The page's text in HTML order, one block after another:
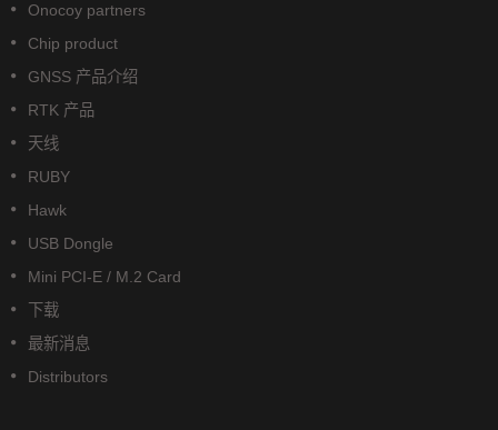
Onocoy partners
Chip product
GNSS 产品介绍
RTK 产品
天线
RUBY
Hawk
USB Dongle
Mini PCI-E / M.2 Card
下载
最新消息
Distributors